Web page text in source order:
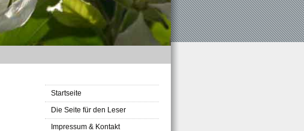
Startseite
Die Seite für den Leser
Impressum & Kontakt